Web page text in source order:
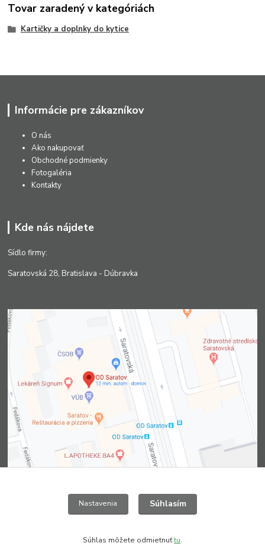
Tovar zaradený v kategóriách
Kartičky a doplnky do kytice
Informácie pre zákazníkov
O nás
Ako nakupovať
Obchodné podmienky
Fotogaléria
Kontakty
Kde nás nájdete
Sídlo firmy:
Saratovská 28, Bratislava - Dúbravka
Nastavenia Súhlasím
Súhlas môžete odmietnuťtu.